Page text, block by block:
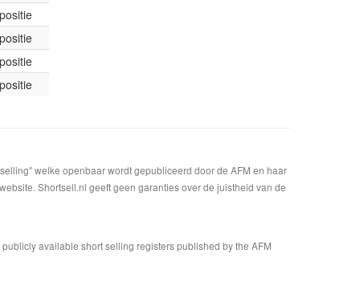
welke openbaar wordt gepubliceerd door de AFM en haar
Shortsell.nl geeft geen garanties over de juistheid van de
available short selling registers published by the AFM